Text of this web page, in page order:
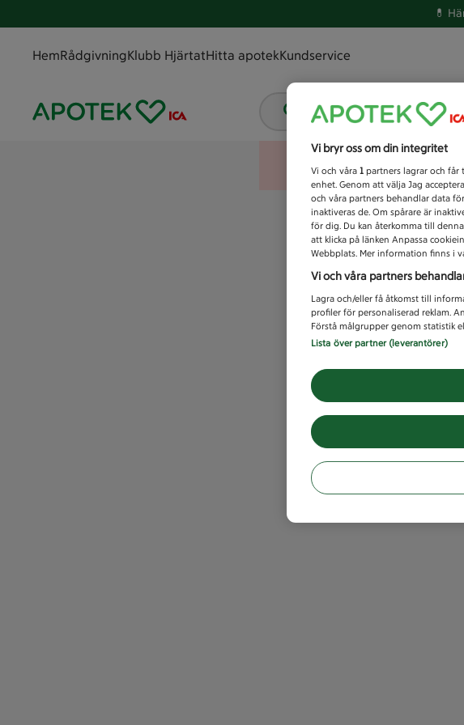
💊
HemRådgivningKlubb HjärtatHitta apotekKundservice
Vad letar du efter idag?
Vi bryr oss om din integritet
Vi och våra 1 partners lagrar och
enhet. Genom att välja Jag
och våra partners behandlar data
inaktiveras de. Om spårare är
för dig. Du kan återkomma till
att klicka på länken Anpassa
Webbplats. Mer information finns i
Vi och våra partners
Lagra och/eller få åtkomst till
profiler för personaliserad reklam.
Förstå målgrupper genom statistik
Lista över partner (leverantörer)